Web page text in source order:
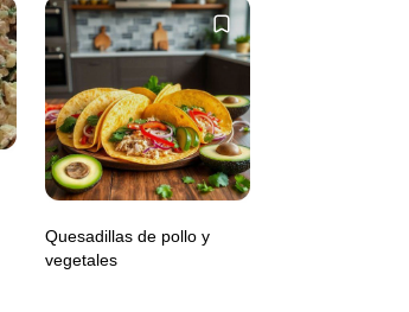
Quesadillas de pollo y
vegetales